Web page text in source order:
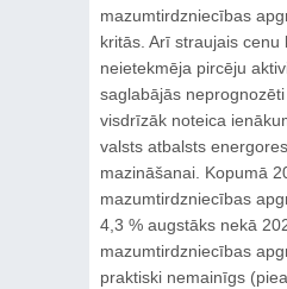
mazumtirdzniecības
kritās. Arī straujais cenu
neietekmēja pircēju
saglabājās
visdrīzāk noteica
valsts atbalsts
mazināšanai. Kopumā
mazumtirdzniecības
4,3 % augstāks nekā
mazumtirdzniecības
praktiski nemainīgs